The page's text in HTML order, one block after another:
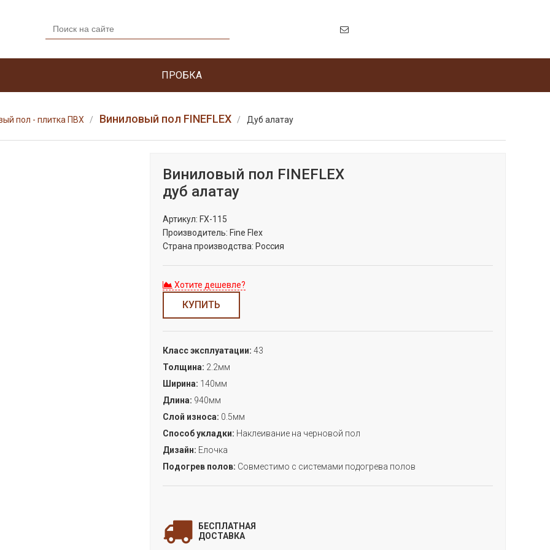
ПРОБКА
пол - плитка ПВХ Виниловый пол FINEFLEX Дуб алатау
Виниловый пол FINEFLEX
дуб алатау
Артикул: FX-115
Производитель: Fine Flex
Страна производства: Россия
Хотите дешевле?
КУПИТЬ
Класс эксплуатации: 43
Толщина: 2.2мм
Ширина: 140мм
Длина: 940мм
Слой износа: 0.5мм
Способ укладки: Наклеивание на черновой пол
Дизайн: Елочка
Подогрев полов: Совместимо с системами подогрева полов
БЕСПЛАТНАЯ
ДОСТАВКА